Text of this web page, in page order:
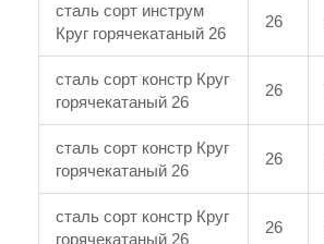
сталь сорт инструм
Круг горячекатаный 26
26
сталь сорт констр Круг
горячекатаный 26
26
сталь сорт констр Круг
горячекатаный 26
26
сталь сорт констр Круг
горячекатаный 26
26